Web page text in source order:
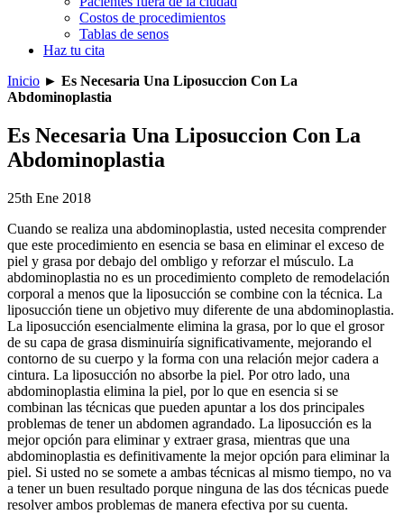
Costos de procedimientos
Tablas de senos
Haz tu cita
Inicio ► Es Necesaria Una Liposuccion Con La
Abdominoplastia
Es Necesaria Una Liposuccion Con La
Abdominoplastia
25th Ene 2018
Cuando se realiza una abdominoplastia, usted necesita comprender
que este procedimiento en esencia se basa en eliminar el exceso de
piel y grasa por debajo del ombligo y reforzar el músculo. La
abdominoplastia no es un procedimiento completo de remodelación
corporal a menos que la liposucción se combine con la técnica. La
liposucción tiene un objetivo muy diferente de una abdominoplastia.
La liposucción esencialmente elimina la grasa, por lo que el grosor
de su capa de grasa disminuiría significativamente, mejorando el
contorno de su cuerpo y la forma con una relación mejor cadera a
cintura. La liposucción no absorbe la piel. Por otro lado, una
abdominoplastia elimina la piel, por lo que en esencia si se
combinan las técnicas que pueden apuntar a los dos principales
problemas de tener un abdomen agrandado. La liposucción es la
mejor opción para eliminar y extraer grasa, mientras que una
abdominoplastia es definitivamente la mejor opción para eliminar la
piel. Si usted no se somete a ambas técnicas al mismo tiempo, no va
a tener un buen resultado porque ninguna de las dos técnicas puede
resolver ambos problemas de manera efectiva por su cuenta.